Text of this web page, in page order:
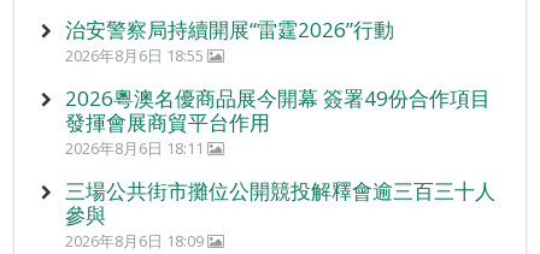
治安警察局持續開展“雷霆2026”行動
2026年8月6日 18:55
2026粵澳名優商品展今開幕 簽署49份合作項目
發揮會展商貿平台作用
2026年8月6日 18:11
三場公共街市攤位公開競投解釋會逾三百三十人
參與
2026年8月6日 18:09